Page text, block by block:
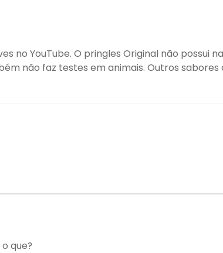
no YouTube. O pringles Original não possui
não faz testes em animais. Outros sabores
que?